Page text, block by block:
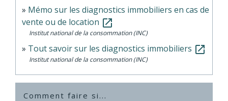
Mémo sur les diagnostics immobiliers en cas de
vente ou de location open_in_new
Institut national de la consommation (INC)
Tout savoir sur les diagnostics immobiliers open_in_new
Institut national de la consommation (INC)
Comment faire si...